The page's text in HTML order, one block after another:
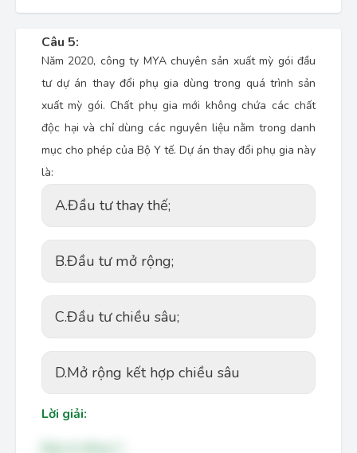
Câu 5:
Năm 2020, công ty MYA chuyên sản xuất mỳ gói đầu
tư dự án thay đổi phụ gia dùng trong quá trình sản
xuất mỳ gói. Chất phụ gia mới không chứa các chất
độc hại và chỉ dùng các nguyên liệu nằm trong danh
mục cho phép của Bộ Y tế. Dự án thay đổi phụ gia này
là:
A.Đầu tư thay thế;
B.Đầu tư mở rộng;
C.Đầu tư chiều sâu;
D.Mở rộng kết hợp chiều sâu
Lời giải: